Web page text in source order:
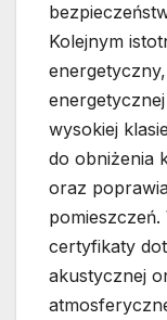
Kolejnym
wysokiej
do obniżenia
oraz
certyfikaty
akustycznej